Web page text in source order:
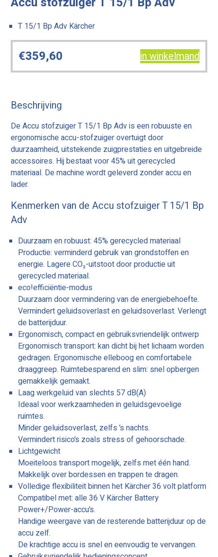
T 15/1 Bp Adv Kärcher
€359,60 in winkelmand
Beschrijving
De Accu stofzuiger T 15/1 Bp Adv is een robuuste en
ergonomische accu-stofzuiger overtuigt door
duurzaamheid, uitstekende zuigprestaties en uitgebreide
accessoires. Hij bestaat voor 45% uit gerecycled
materiaal. De machine wordt geleverd zonder accu en
lader.
Kenmerken van de Accu stofzuiger T 15/1 Bp
Adv
Duurzaam en robuust: 45% gerecycled materiaal
Productie: verminderd gebruik van grondstoffen en
energie. Lagere CO₂-uitstoot door productie uit
gerecycled materiaal.
eco!efficiëntie-modus
Duurzaam door vermindering van de energiebehoefte.
Vermindert geluidsoverlast en geluidsoverlast. Verlengt
de batterijduur.
Ergonomisch, compact en gebruiksvriendelijk ontwerp
Ergonomisch transport: kan dicht bij het lichaam worden
gedragen. Ergonomische elleboog en comfortabele
draaggreep. Ruimtebesparend en slim: snel opbergen
gemakkelijk gemaakt.
Laag werkgeluid van slechts 57 dB(A)
Ideaal voor werkzaamheden in geluidsgevoelige
ruimtes.
Minder geluidsoverlast, zelfs ’s nachts.
Vermindert risico’s zoals stress of gehoorschade.
Lichtgewicht
Moeiteloos transport mogelijk, zelfs met één hand.
Makkelijk over bordessen en trappen te dragen.
Volledige flexibiliteit binnen het Kärcher 36 volt platform
Compatibel met: alle 36 V Kärcher Battery
Power+/Power-accu’s.
Handige weergave van de resterende batterijduur op de
accu zelf.
De krachtige accu is snel en eenvoudig te vervangen.